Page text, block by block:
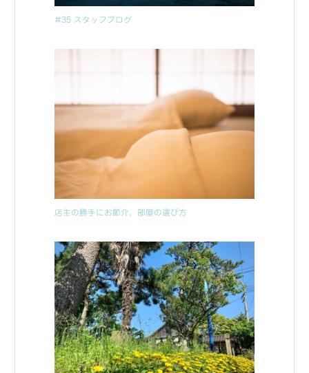
#35 スタッフブログ
店主の勝手にお節介、部屋の選び方